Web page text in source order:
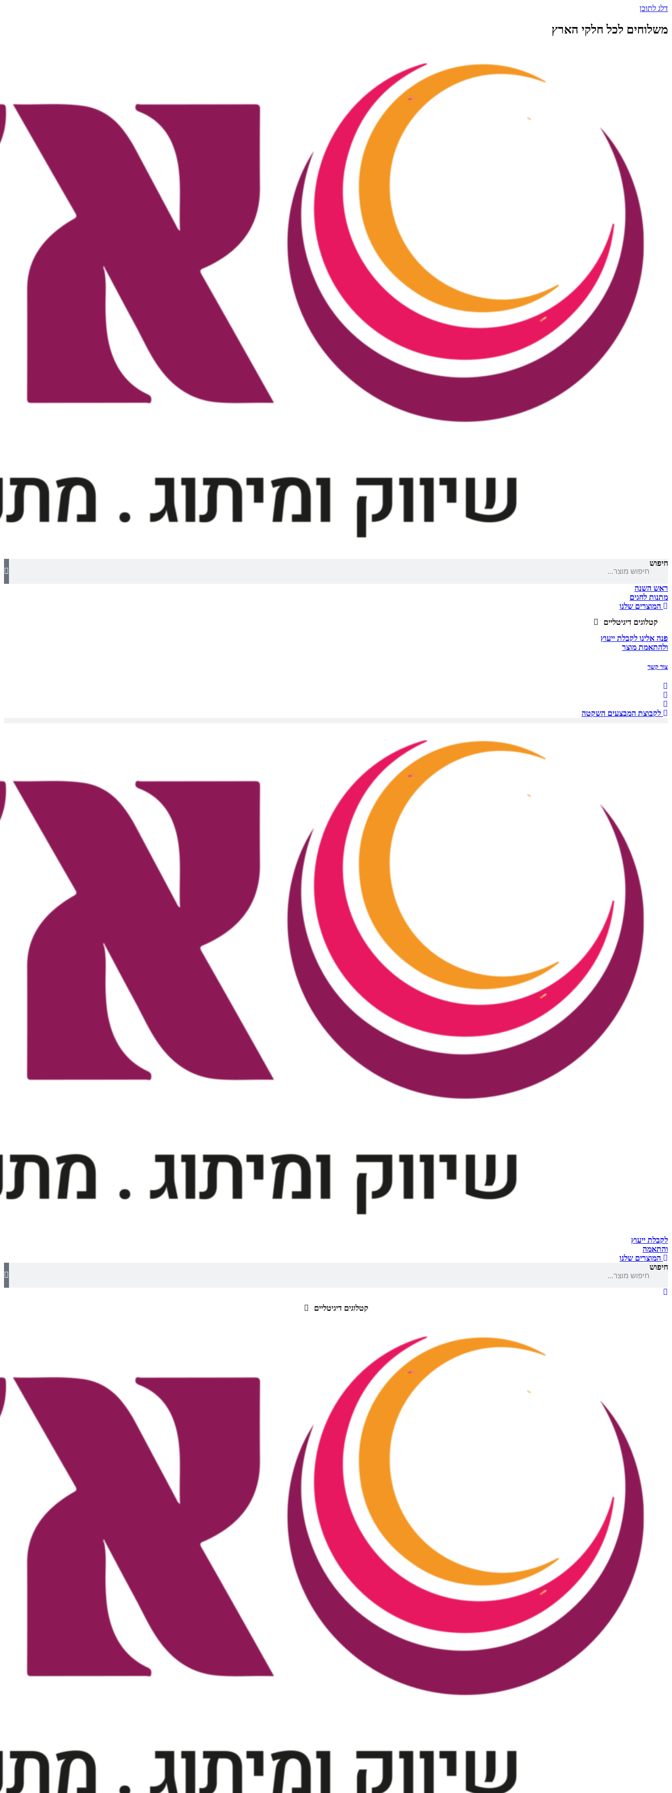
דלג לתוכן
משלוחים לכל חלקי הארץ
חיפוש
ראש השנה
מתנות לחגים
המוצרים שלנו
קטלוגים דיגיטליים
פנה אלינו לקבלת ייעוץ
ולהתאמת מוצר
צור קשר
לקבוצת המבצעים השקטה
לקבלת ייעוץ
והתאמה
המוצרים שלנו
חיפוש
קטלוגים דיגיטליים